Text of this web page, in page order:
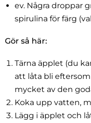
ev. Några droppar
spirulina för färg
Gör så här:
Tärna äpplet (du
att låta bli
mycket av den
Koka upp vatten,
Lägg i äpplet och